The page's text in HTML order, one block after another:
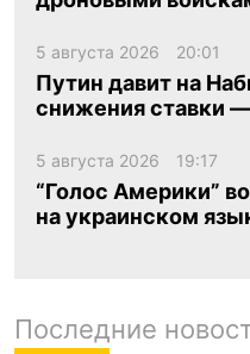
5 августа 2026 20:01
Путин давит на
снижения ставки
5 августа 2026 19:17
“Голос Америки”
на украинском
Последние